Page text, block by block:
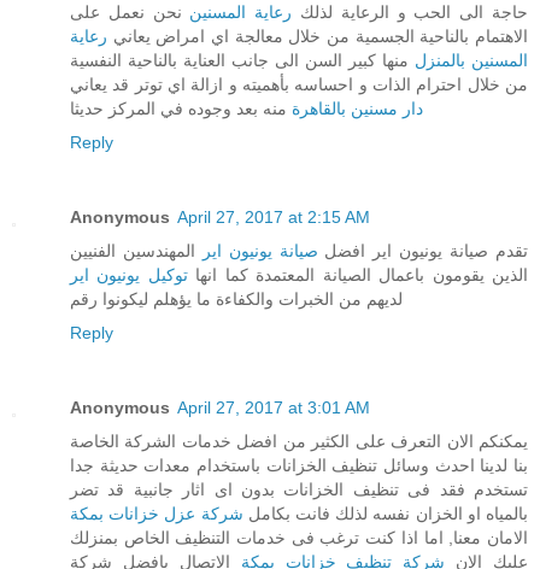
حاجة الى الحب و الرعاية لذلك رعاية المسنين نحن نعمل على
الاهتمام بالناحية الجسمية من خلال معالجة اي امراض يعاني رعاية
المسنين بالمنزل منها كبير السن الى جانب العناية بالناحية النفسية
من خلال احترام الذات و احساسه بأهميته و ازالة اي توتر قد يعاني
دار مسنين بالقاهرة منه بعد وجوده في المركز حديثا
Reply
Anonymous April 27, 2017 at 2:15 AM
تقدم صيانة يونيون اير افضل صيانة يونيون اير
المهندسين الفنيين
الذين يقومون باعمال الصيانة المعتمدة كما انهاتوكيل يونيون اير
لديهم من الخبرات والكفاءة ما يؤهلم ليكونوا رقم
Reply
Anonymous April 27, 2017 at 3:01 AM
يمكنكم الان التعرف على الكثير من افضل خدمات الشركة الخاصة
بنا لدينا احدث وسائل تنظيف الخزانات باستخدام معدات حديثة جدا
تستخدم فقد فى تنظيف الخزانات بدون اى اثار جانبية قد تضر
بالمياه او الخزان نفسه لذلك فانت بكامل شركة عزل خزانات بمكة
الامان معنا, اما اذا كنت ترغب فى خدمات التنظيف الخاص بمنزلك
عليك الان شركة تنظيف خزانات بمكة الاتصال بافضل شركة